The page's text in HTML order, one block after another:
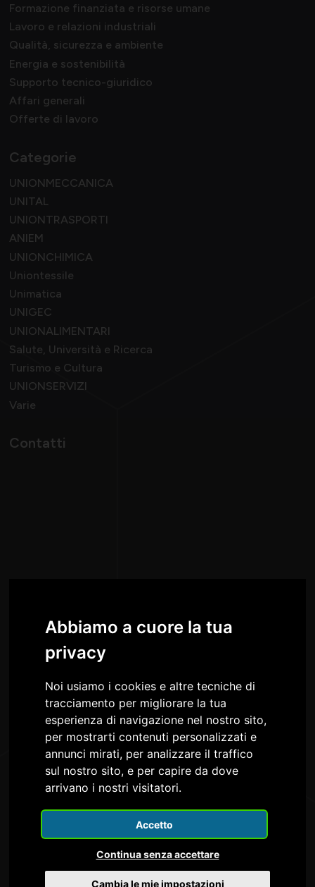
Abbiamo a cuore la tua
privacy
Noi usiamo i cookies e altre tecniche di
tracciamento per migliorare la tua
esperienza di navigazione nel nostro sito,
per mostrarti contenuti personalizzati e
annunci mirati, per analizzare il traffico
sul nostro sito, e per capire da dove
arrivano i nostri visitatori.
Accetto
Continua senza accettare
Cambia le mie impostazioni
Formazione finanziata e risorse umane
Lavoro e relazioni industriali
Qualità, sicurezza e ambiente
Energia e sostenibilità
Supporto tecnico-giuridico
Affari generali
Offerte di lavoro
Categorie
UNIONMECCANICA
UNITAL
UNIONTRASPORTI
ANIEM
UNIONCHIMICA
Uniontessile
Unimatica
UNIGEC
UNIONALIMENTARI
Salute, Università e Ricerca
Turismo e Cultura
UNIONSERVIZI
Varie
Contatti
+39 0432 507377
info@confapifvg.it
confapifvg@legalmail.it
Lunedì - Giovedì:
08.30-13.00 / 14.30-18.30
Venerdì: 8.30 -13.00